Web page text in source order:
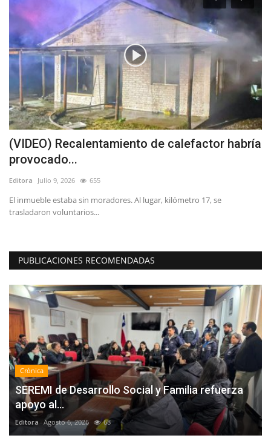
(VIDEO) Recalentamiento de calefactor habría
provocado...
Editora Julio 9, 2026 655
El inmueble estaba sin moradores. Al lugar, kilómetro 17, se
trasladaron voluntarios...
PUBLICACIONES RECOMENDADAS
Crónica
SEREMI de Desarrollo Social y Familia refuerza
apoyo al...
Editora Agosto 6, 2026 68